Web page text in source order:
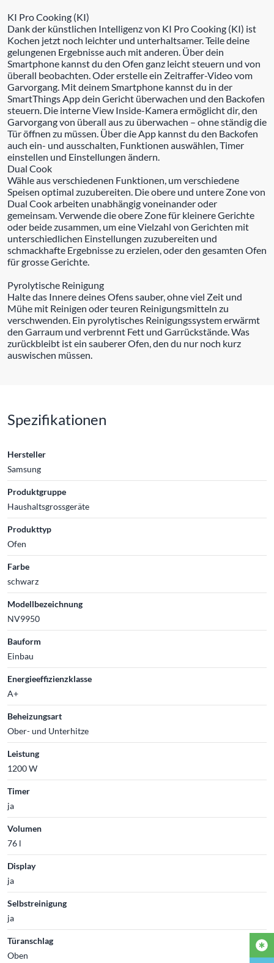
KI Pro Cooking (KI)
Dank der künstlichen Intelligenz von KI Pro Cooking (KI) ist
Kochen jetzt noch leichter und unterhaltsamer. Teile deine
gelungenen Ergebnisse auch mit anderen. Über dein
Smartphone kannst du den Ofen ganz leicht steuern und von
überall beobachten. Oder erstelle ein Zeitraffer-Video vom
Garvorgang. Mit deinem Smartphone kannst du in der
SmartThings App dein Gericht überwachen und den Backofen
steuern. Die interne View Inside-Kamera ermöglicht dir, den
Garvorgang von überall aus zu überwachen – ohne ständig die
Tür öffnen zu müssen. Über die App kannst du den Backofen
auch ein- und ausschalten, Funktionen auswählen, Timer
einstellen und Einstellungen ändern.
Dual Cook
Wähle aus verschiedenen Funktionen, um verschiedene
Speisen optimal zuzubereiten. Die obere und untere Zone von
Dual Cook arbeiten unabhängig voneinander oder
gemeinsam. Verwende die obere Zone für kleinere Gerichte
oder beide zusammen, um eine Vielzahl von Gerichten mit
unterschiedlichen Einstellungen zuzubereiten und
schmackhafte Ergebnisse zu erzielen, oder den gesamten Ofen
für grosse Gerichte.
Pyrolytische Reinigung
Halte das Innere deines Ofens sauber, ohne viel Zeit und
Mühe mit Reinigen oder teuren Reinigungsmitteln zu
verschwenden. Ein pyrolytisches Reinigungssystem erwärmt
den Garraum und verbrennt Fett und Garrückstände. Was
zurückbleibt ist ein sauberer Ofen, den du nur noch kurz
auswischen müssen.
Spezifikationen
Hersteller
Samsung
Produktgruppe
Haushaltsgrossgeräte
Produkttyp
Ofen
Farbe
schwarz
Modellbezeichnung
NV9950
Bauform
Einbau
Energieeffizienzklasse
A+
Beheizungsart
Ober- und Unterhitze
Leistung
1200 W
Timer
ja
Volumen
76 l
Display
ja
Selbstreinigung
ja
Türanschlag
Oben